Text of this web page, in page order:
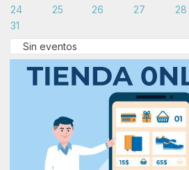
24
25 26 27 28
31
Sin eventos